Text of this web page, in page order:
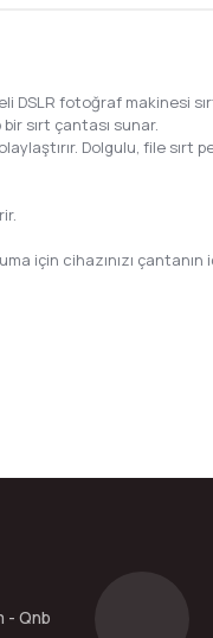
DSLR fotoğraf makinesi
sırt çantası sunar.
Dolgulu, file sırt
için cihazınızı çantanın
iletebilirsiniz.
- Qnb